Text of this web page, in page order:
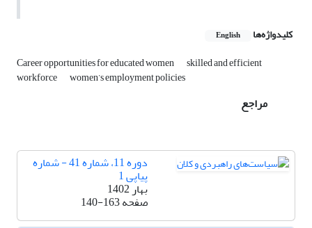
کلیدواژه‌ها English
Career opportunities for educated women skilled and efficient
workforce women’s employment policies
مراجع
دوره 11، شماره 41 - شماره
پیاپی 1
بهار 1402
صفحه140-163